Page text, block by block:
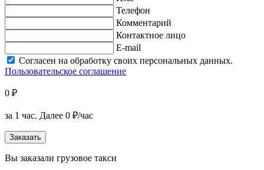
Телефон
Комментарий
Контактное лицо
E-mail
Согласен на обработку своих персональных данных.
Пользовательское соглашение
0 ₽
за 1 час. Далее 0 ₽/час
Заказать
Вы заказали грузовое такси